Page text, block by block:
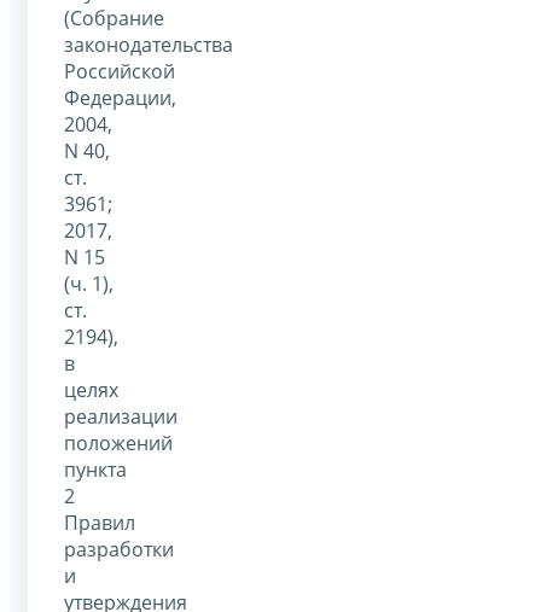
(Собрание
законодательства
Российской
Федерации,
2004,
N 40,
ст.
3961;
2017,
N 15
(ч. 1),
ст.
2194),
в
целях
реализации
положений
пункта
2
Правил
разработки
и
утверждения